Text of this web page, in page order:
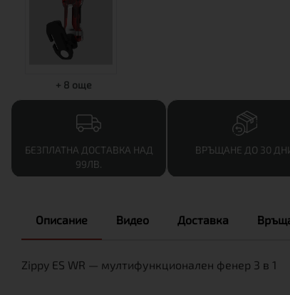
+ 8 още
БЕЗПЛАТНА ДОСТАВКА НАД
99ЛВ.
ВРЪЩАНЕ ДО 30
Описание Видео Доставка
Zippy ES WR — мултифункционален фенер 3 в 1